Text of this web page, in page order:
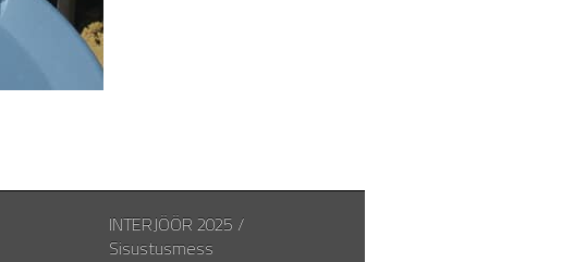
INTERJÖÖR 2025 /
Sisustusmess